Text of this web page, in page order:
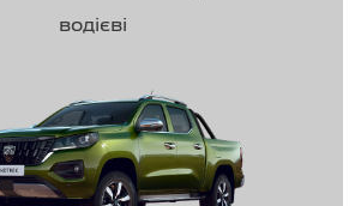
водієві